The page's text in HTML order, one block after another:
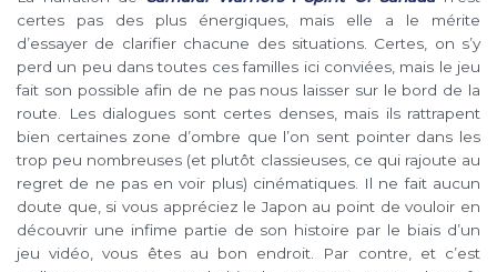
certes pas des plus énergiques, mais elle a le mérite
d’essayer de clarifier chacune des situations. Certes, on s’y
perd un peu dans toutes ces familles ici conviées, mais le jeu
fait son possible afin de ne pas nous laisser sur le bord de la
route. Les dialogues sont certes denses, mais ils rattrapent
bien certaines zone d’ombre que l’on sent pointer dans les
trop peu nombreuses (et plutôt classieuses, ce qui rajoute au
regret de ne pas en voir plus) cinématiques. Il ne fait aucun
doute que, si vous appréciez le Japon au point de vouloir en
découvrir une infime partie de son histoire par le biais d’un
jeu vidéo, vous êtes au bon endroit. Par contre, et c’est